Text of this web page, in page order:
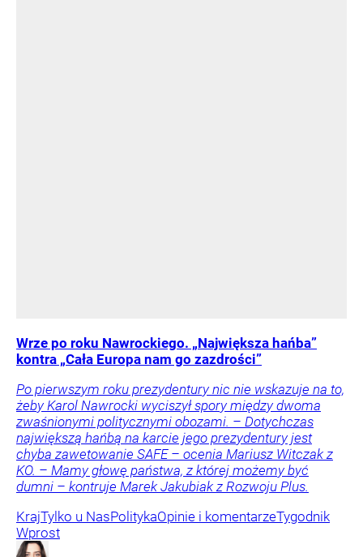
Wrze po roku Nawrockiego. „Największa hańba”
kontra „Cała Europa nam go zazdrości”
Po pierwszym roku prezydentury nic nie wskazuje na to,
żeby Karol Nawrocki wyciszył spory między dwoma
zwaśnionymi politycznymi obozami. – Dotychczas
największą hańbą na karcie jego prezydentury jest
chyba zawetowanie SAFE – ocenia Mariusz Witczak z
KO. – Mamy głowę państwa, z której możemy być
dumni – kontruje Marek Jakubiak z Rozwoju Plus.
KrajTylko u NasPolitykaOpinie i komentarzeTygodnik
Wprost